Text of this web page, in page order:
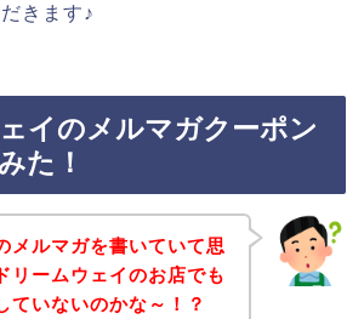
きます♪
イのメルマガクーポン
た！
メルマガを書いていて思
リームウェイのお店でも
ていないのかな～！？